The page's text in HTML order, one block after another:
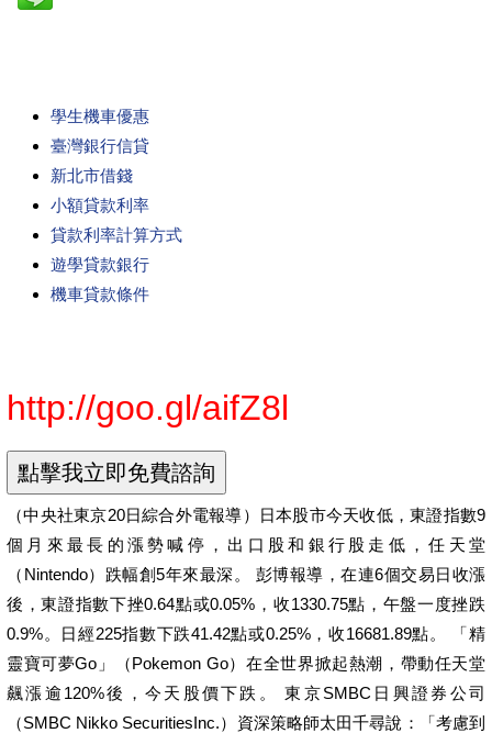
學生機車優惠
臺灣銀行信貸
新北市借錢
小額貸款利率
貸款利率計算方式
遊學貸款銀行
機車貸款條件
http://goo.gl/aifZ8l
（中央社東京20日綜合外電報導）日本股市今天收低，東證指數9
個月來最長的漲勢喊停，出口股和銀行股走低，任天堂
（Nintendo）跌幅創5年來最深。 彭博報導，在連6個交易日收漲
後，東證指數下挫0.64點或0.05%，收1330.75點，午盤一度挫跌
0.9%。日經225指數下跌41.42點或0.25%，收16681.89點。 「精
靈寶可夢Go」（Pokemon Go）在全世界掀起熱潮，帶動任天堂
飆漲逾120%後，今天股價下跌。 東京SMBC日興證券公司
（SMBC Nikko SecuritiesInc.）資深策略師太田千尋說：「考慮到